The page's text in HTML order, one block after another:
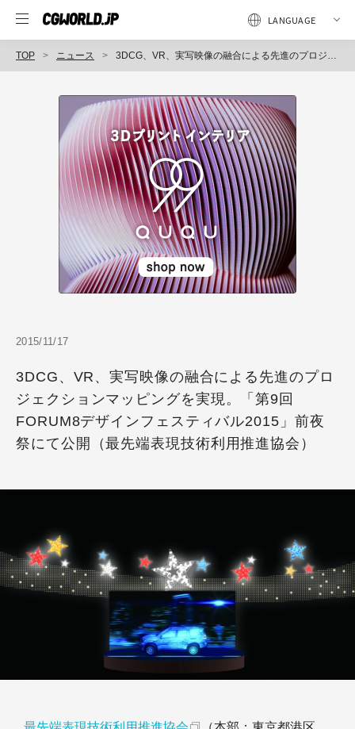
TOP ニュース 3DCG、VR、実写映像の融合による先進のプロジェクションマッピングを実現。「第9回FORUM8デザインフェスティバル2015」前夜祭にて公開（最先端表現技術利用推進協会）
2015/11/17
3DCG、VR、実写映像の融合による先進のプロ
ジェクションマッピングを実現。「第9回
FORUM8デザインフェスティバル2015」前夜
祭にて公開（最先端表現技術利用推進協会）